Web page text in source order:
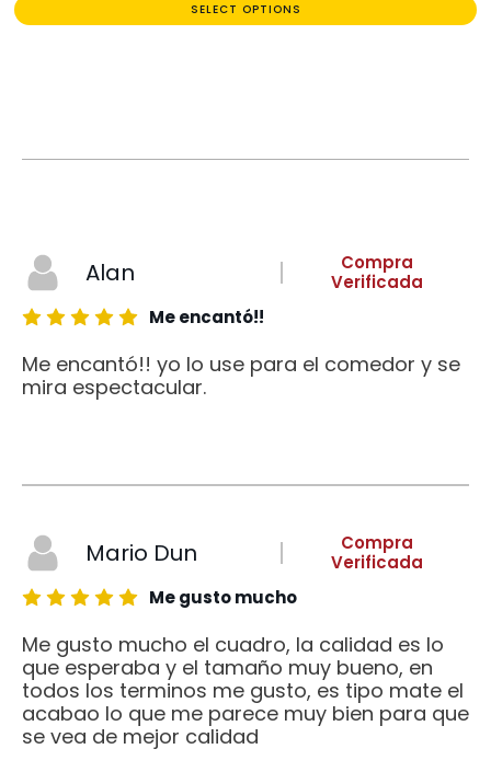
SELECT OPTIONS
Alan
Compra
Verificada
Me encantó!!
Me encantó!! yo lo use para el comedor y se
mira espectacular.
Mario Dun
Compra
Verificada
Me gusto mucho
Me gusto mucho el cuadro, la calidad es lo
que esperaba y el tamaño muy bueno, en
todos los terminos me gusto, es tipo mate el
acabao lo que me parece muy bien para que
se vea de mejor calidad